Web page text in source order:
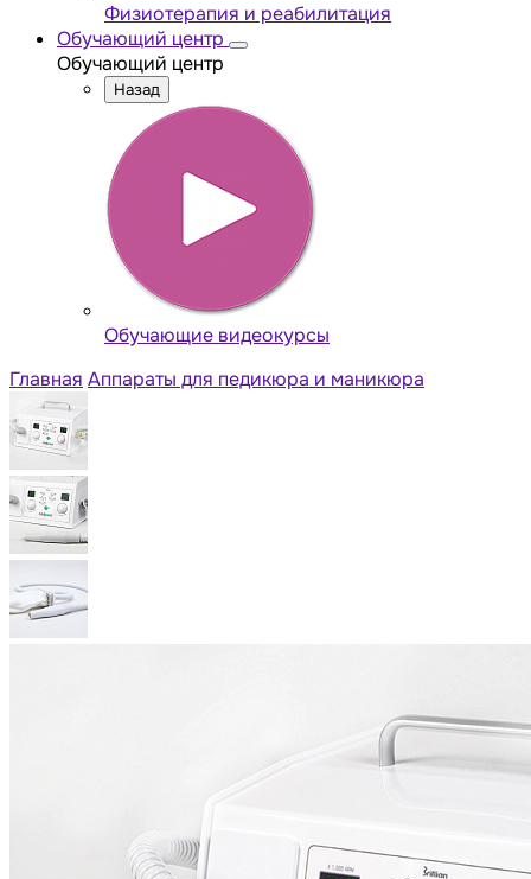
Физиотерапия и реабилитация
Обучающий центр
Обучающий центр
Назад
Обучающие видеокурсы
Главная Аппараты для педикюра и маникюра